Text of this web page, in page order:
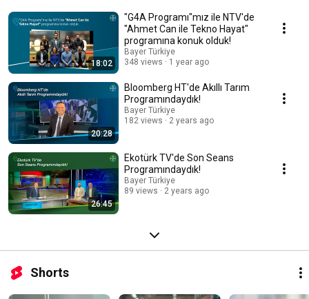
18:02
"G4A Programı"mız ile NTV'de
"Ahmet Can ile Tekno Hayat"
programına konuk olduk!
Bayer Türkiye
348 views
1 year ago
20:28
Bloomberg HT'de Akıllı Tarım
Programındaydık!
Bayer Türkiye
182 views
2 years ago
26:45
Ekotürk TV'de Son Seans
Programındaydık!
Bayer Türkiye
89 views
2 years ago
Shorts